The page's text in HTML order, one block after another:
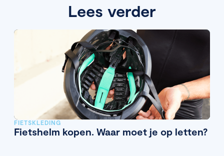
Lees verder
FIETSKLEDING
Fietshelm kopen. Waar moet je op letten?